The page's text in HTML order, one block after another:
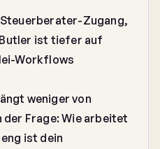
Zugang,
ist tiefer auf
Workflows
weniger von
der Frage: Wie arbeitet
ist dein